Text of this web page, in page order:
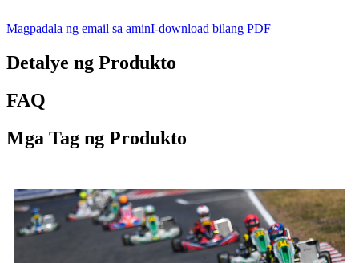
Magpadala ng email sa aminI-download bilang PDF
Detalye ng Produkto
FAQ
Mga Tag ng Produkto